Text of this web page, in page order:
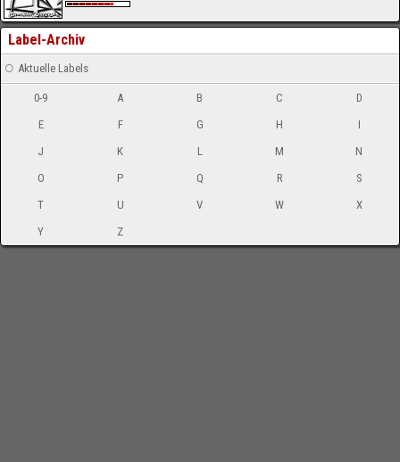
Label-Archiv
Aktuelle Labels
0-9 A B C
D
E
F G H
I
J
K L M
N
O
P Q R
S
T
U V W
X
Y
Z